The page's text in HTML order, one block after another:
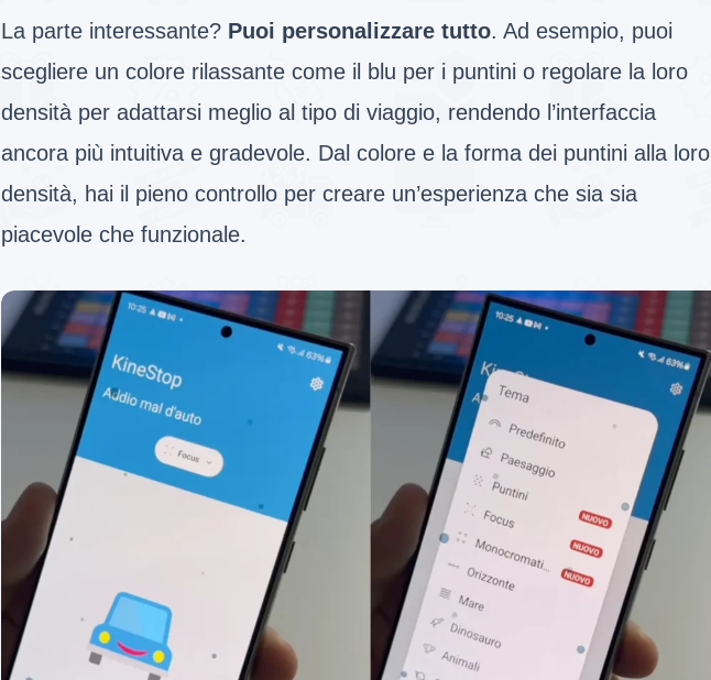
La parte interessante? Puoi personalizzare tutto. Ad esempio, puoi
scegliere un colore rilassante come il blu per i puntini o regolare la loro
densità per adattarsi meglio al tipo di viaggio, rendendo l’interfaccia
ancora più intuitiva e gradevole. Dal colore e la forma dei puntini alla loro
densità, hai il pieno controllo per creare un’esperienza che sia sia
piacevole che funzionale.